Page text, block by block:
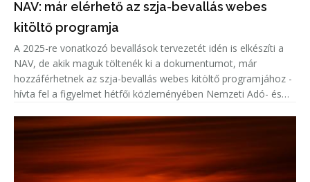
NAV: már elérhető az szja-bevallás webes
kitöltő programja
A 2025-re vonatkozó bevallások tervezetét idén is elkészíti a
NAV, de akik maguk töltenék ki a dokumentumot, már
hozzáférhetnek az szja-bevallás webes kitöltő programjához -
hívta fel a figyelmet hétfői közleményében Nemzeti Adó- és